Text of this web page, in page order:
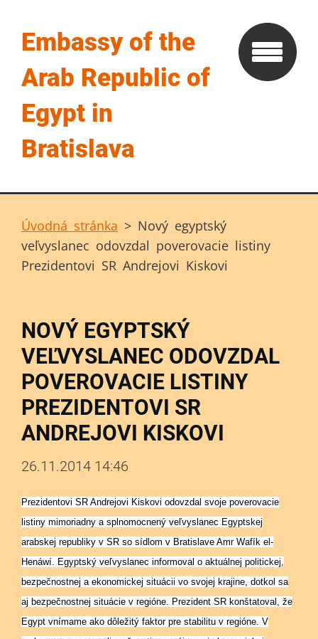
Embassy of the
Arab Republic of
Egypt in
Bratislava
Úvodná stránka > Nový egyptský
veľvyslanec odovzdal poverovacie listiny
Prezidentovi SR Andrejovi Kiskovi
NOVÝ EGYPTSKÝ
VEĽVYSLANEC ODOVZDAL
POVEROVACIE LISTINY
PREZIDENTOVI SR
ANDREJOVI KISKOVI
26.11.2014 14:46
Prezidentovi SR Andrejovi Kiskovi odovzdal svoje poverovacie
listiny mimoriadny a splnomocnený veľvyslanec Egyptskej
arabskej republiky v SR so sídlom v Bratislave Amr Wafík el-
Henáwí. Egyptský veľvyslanec informoval o aktuálnej politickej,
bezpečnostnej a ekonomickej situácii vo svojej krajine, dotkol sa
aj bezpečnostnej situácie v regióne. Prezident SR konštatoval, že
Egypt vnímame ako dôležitý faktor pre stabilitu v regióne. V